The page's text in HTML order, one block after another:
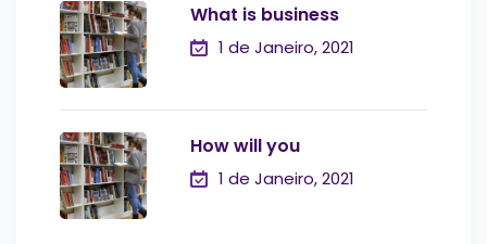
What is business
1 de Janeiro, 2021
How will you
1 de Janeiro, 2021